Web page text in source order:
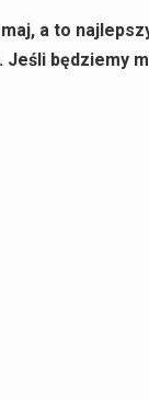
a to
będziemy